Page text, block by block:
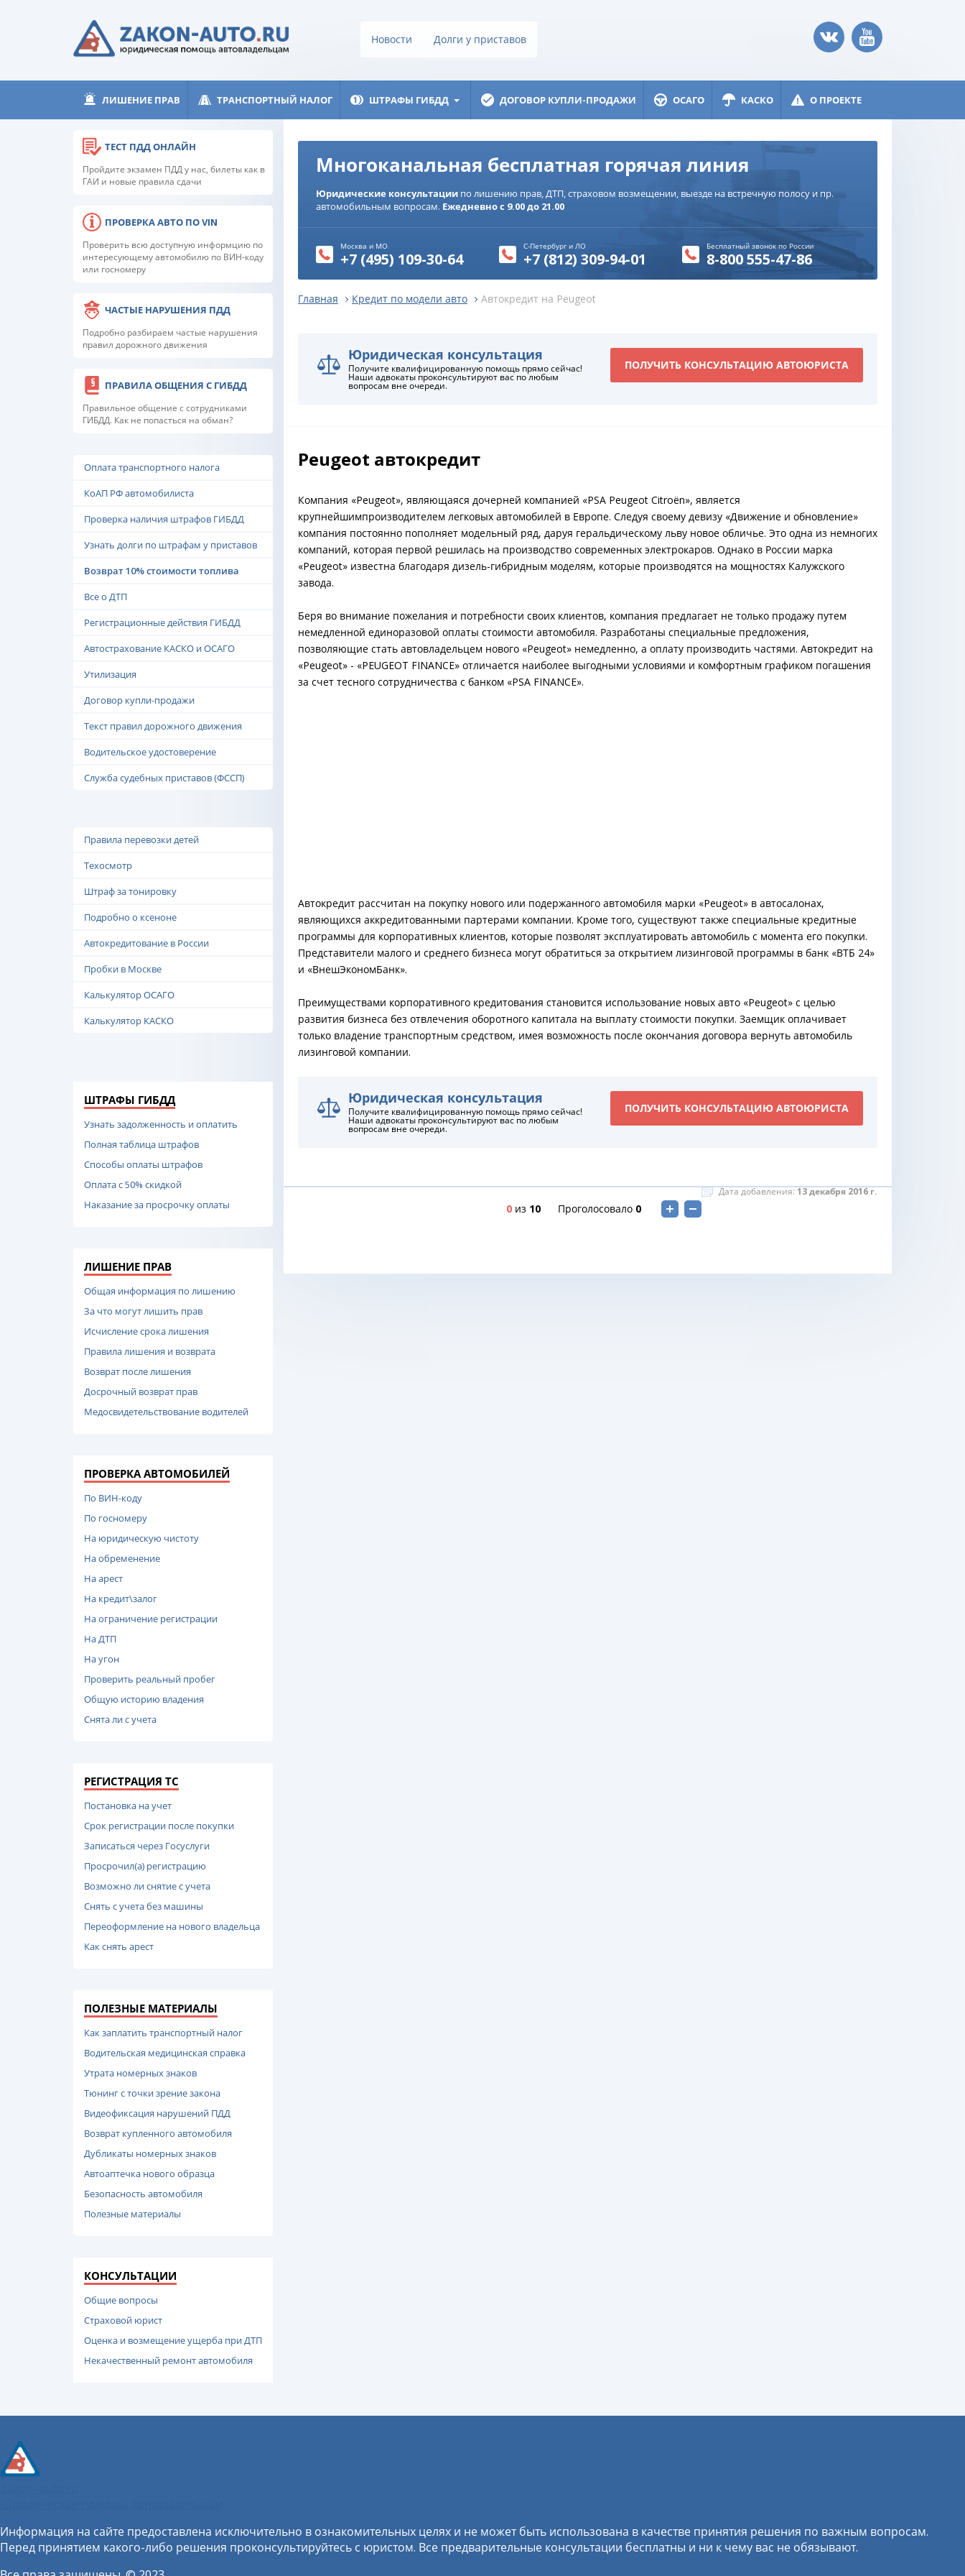
Новости Долги у приставов
ЛИШЕНИЕ ПРАВ ТРАНСПОРТНЫЙ НАЛОГ ШТРАФЫ ГИБДД ДОГОВОР КУПЛИ-ПРОДАЖИ ОСАГО КАСКО О ПРОЕКТЕ
Многоканальная бесплатная горячая линия
Юридические консультации по лишению прав, ДТП, страховом возмещении, выезде на встречную полосу и пр.
автомобильным вопросам. Ежедневно с 9.00 до 21.00
Москва и МО
+7 (495) 109-30-64
С-Петербург и ЛО
+7 (812) 309-94-01
Бесплатный звонок по России
8-800 555-47-86
Главная Кредит по модели авто Автокредит на Peugeot
Юридическая консультация
Получите квалифицированную помощь прямо сейчас!
Наши адвокаты проконсультируют вас по любым
вопросам вне очереди.
ПОЛУЧИТЬ КОНСУЛЬТАЦИЮ АВТОЮРИСТА
Peugeot автокредит
Компания «Peugeot», являющаяся дочерней компанией «PSA Peugeot Citroën», является
крупнейшимпроизводителем легковых автомобилей в Европе. Следуя своему девизу «Движение и обновление»
компания постоянно пополняет модельный ряд, даруя геральдическому льву новое обличье. Это одна из немногих
компаний, которая первой решилась на производство современных электрокаров. Однако в России марка
«Peugeot» известна благодаря дизель-гибридным моделям, которые производятся на мощностях Калужского
завода.
Беря во внимание пожелания и потребности своих клиентов, компания предлагает не только продажу путем
немедленной единоразовой оплаты стоимости автомобиля. Разработаны специальные предложения,
позволяющие стать автовладельцем нового «Peugeot» немедленно, а оплату производить частями. Автокредит на
«Peugeot» - «PEUGEOT FINANCE» отличается наиболее выгодными условиями и комфортным графиком погашения
за счет тесного сотрудничества с банком «PSA FINANCE».
Автокредит рассчитан на покупку нового или подержанного автомобиля марки «Peugeot» в автосалонах,
являющихся аккредитованными партерами компании. Кроме того, существуют также специальные кредитные
программы для корпоративных клиентов, которые позволят эксплуатировать автомобиль с момента его покупки.
Представители малого и среднего бизнеса могут обратиться за открытием лизинговой программы в банк «ВТБ 24»
и «ВнешЭкономБанк».
Преимуществами корпоративного кредитования становится использование новых авто «Peugeot» с целью
развития бизнеса без отвлечения оборотного капитала на выплату стоимости покупки. Заемщик оплачивает
только владение транспортным средством, имея возможность после окончания договора вернуть автомобиль
лизинговой компании.
Юридическая консультация
Получите квалифицированную помощь прямо сейчас!
Наши адвокаты проконсультируют вас по любым
вопросам вне очереди.
ПОЛУЧИТЬ КОНСУЛЬТАЦИЮ АВТОЮРИСТА
Дата добавления:13 декабря 2016 г.
0 из 10 Проголосовало 0
ТЕСТ ПДД ОНЛАЙН
Пройдите экзамен ПДД у нас, билеты как в
ГАИ и новые правила сдачи
ПРОВЕРКА АВТО ПО VIN
Проверить всю доступную информцию по
интересующему автомобилю по ВИН-коду
или госномеру
ЧАСТЫЕ НАРУШЕНИЯ ПДД
Подробно разбираем частые нарушения
правил дорожного движения
ПРАВИЛА ОБЩЕНИЯ С ГИБДД
Правильное общение с сотрудниками
ГИБДД. Как не попасться на обман?
Оплата транспортного налога
КоАП РФ автомобилиста
Проверка наличия штрафов ГИБДД
Узнать долги по штрафам у приставов
Возврат 10% стоимости топлива
Все о ДТП
Регистрационные действия ГИБДД
Автострахование КАСКО и ОСАГО
Утилизация
Договор купли-продажи
Текст правил дорожного движения
Водительское удостоверение
Служба судебных приставов (ФССП)
Правила перевозки детей
Техосмотр
Штраф за тонировку
Подробно о ксеноне
Автокредитование в России
Пробки в Москве
Калькулятор ОСАГО
Калькулятор КАСКО
ШТРАФЫ ГИБДД
Узнать задолженность и оплатить
Полная таблица штрафов
Способы оплаты штрафов
Оплата с 50% скидкой
Наказание за просрочку оплаты
ЛИШЕНИЕ ПРАВ
Общая информация по лишению
За что могут лишить прав
Исчисление срока лишения
Правила лишения и возврата
Возврат после лишения
Досрочный возврат прав
Медосвидетельствование водителей
ПРОВЕРКА АВТОМОБИЛЕЙ
По ВИН-коду
По госномеру
На юридическую чистоту
На обременение
На арест
На кредит\залог
На ограничение регистрации
На ДТП
На угон
Проверить реальный пробег
Общую историю владения
Снята ли с учета
РЕГИСТРАЦИЯ ТС
Постановка на учет
Срок регистрации после покупки
Записаться через Госуслуги
Просрочил(а) регистрацию
Возможно ли снятие с учета
Снять с учета без машины
Переоформление на нового владельца
Как снять арест
ПОЛЕЗНЫЕ МАТЕРИАЛЫ
Как заплатить транспортный налог
Водительская медицинская справка
Утрата номерных знаков
Тюнинг с точки зрение закона
Видеофиксация нарушений ПДД
Возврат купленного автомобиля
Дубликаты номерных знаков
Автоаптечка нового образца
Безопасность автомобиля
Полезные материалы
КОНСУЛЬТАЦИИ
Общие вопросы
Страховой юрист
Оценка и возмещение ущерба при ДТП
Некачественный ремонт автомобиля
Информация на сайте предоставлена исключительно в ознакомительных целях и не может быть использована в качестве принятия решения по важным вопросам.
Перед принятием какого-либо решения проконсультируйтесь с юристом. Все предварительные консультации бесплатны и ни к чему вас не обязывают.